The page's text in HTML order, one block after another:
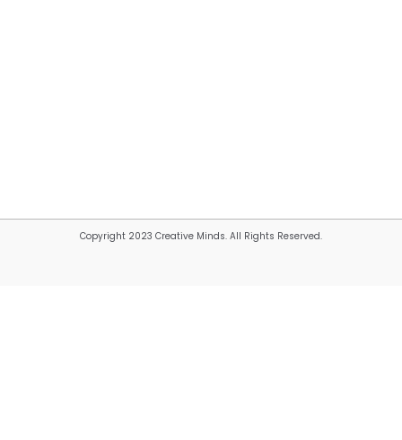
Copyright 2023 Creative Minds. All Rights Reserved.